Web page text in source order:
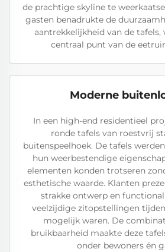
de prachtige skyline te
gasten benadrukte de
aantrekkelijkheid van de tafels,
centraal punt van de
Moderne
In een high-end residentieel
ronde tafels van roestvrij
buitenspeelhoek. De tafels
hun weerbestendige
elementen konden trotseren
esthetische waarde. Klanten
strakke ontwerp en
veelzijdige zitopstellingen
mogelijk waren. De
bruikbaarheid maakte deze
onder bewoners én